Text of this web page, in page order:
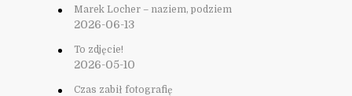
Marek Locher – naziem, podziem
2026-06-13
To zdjęcie!
2026-05-10
Czas zabił fotografię